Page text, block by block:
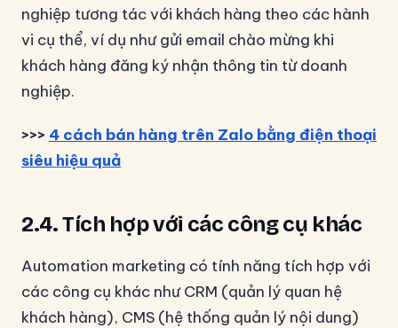
nghiệp tương tác với khách hàng theo các hành
vi cụ thể, ví dụ như gửi email chào mừng khi
khách hàng đăng ký nhận thông tin từ doanh
nghiệp.
>>> 4 cách bán hàng trên Zalo bằng điện thoại
siêu hiệu quả
2.4. Tích hợp với các công cụ khác
Automation marketing có tính năng tích hợp với
các công cụ khác như CRM (quản lý quan hệ
khách hàng), CMS (hệ thống quản lý nội dung)